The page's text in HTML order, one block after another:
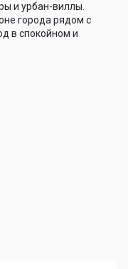
и урбан-виллы.
города рядом с
в спокойном и